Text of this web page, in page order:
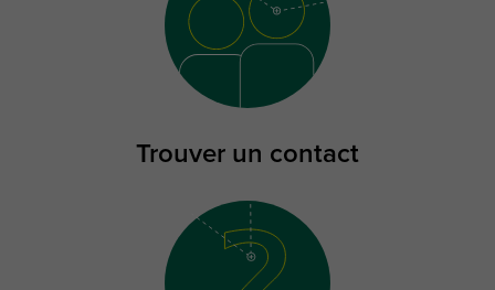
Trouver un contact